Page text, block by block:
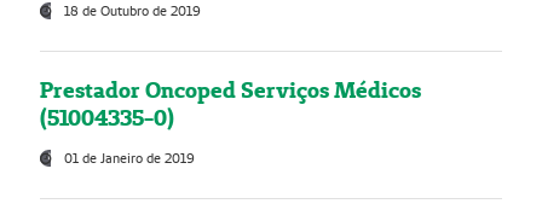
18 de Outubro de 2019
Prestador Oncoped Serviços Médicos
(51004335-0)
01 de Janeiro de 2019